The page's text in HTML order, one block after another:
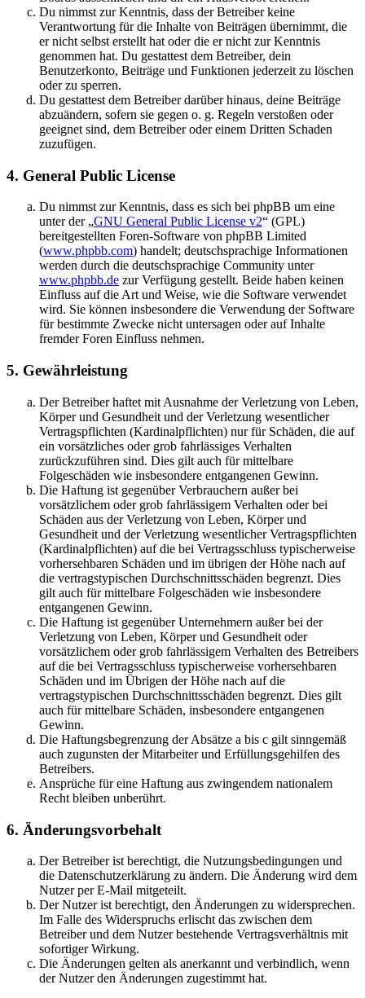
Du nimmst zur Kenntnis, dass der Betreiber keine
Verantwortung für die Inhalte von Beiträgen übernimmt, die
er nicht selbst erstellt hat oder die er nicht zur Kenntnis
genommen hat. Du gestattest dem Betreiber, dein
Benutzerkonto, Beiträge und Funktionen jederzeit zu löschen
oder zu sperren.
Du gestattest dem Betreiber darüber hinaus, deine Beiträge
abzuändern, sofern sie gegen o. g. Regeln verstoßen oder
geeignet sind, dem Betreiber oder einem Dritten Schaden
zuzufügen.
4. General Public License
Du nimmst zur Kenntnis, dass es sich bei phpBB um eine
unter der „GNU General Public License v2“ (GPL)
bereitgestellten Foren-Software von phpBB Limited
(www.phpbb.com) handelt; deutschsprachige Informationen
werden durch die deutschsprachige Community unter
www.phpbb.de zur Verfügung gestellt. Beide haben keinen
Einfluss auf die Art und Weise, wie die Software verwendet
wird. Sie können insbesondere die Verwendung der Software
für bestimmte Zwecke nicht untersagen oder auf Inhalte
fremder Foren Einfluss nehmen.
5. Gewährleistung
Der Betreiber haftet mit Ausnahme der Verletzung von Leben,
Körper und Gesundheit und der Verletzung wesentlicher
Vertragspflichten (Kardinalpflichten) nur für Schäden, die auf
ein vorsätzliches oder grob fahrlässiges Verhalten
zurückzuführen sind. Dies gilt auch für mittelbare
Folgeschäden wie insbesondere entgangenen Gewinn.
Die Haftung ist gegenüber Verbrauchern außer bei
vorsätzlichem oder grob fahrlässigem Verhalten oder bei
Schäden aus der Verletzung von Leben, Körper und
Gesundheit und der Verletzung wesentlicher Vertragspflichten
(Kardinalpflichten) auf die bei Vertragsschluss typischerweise
vorhersehbaren Schäden und im übrigen der Höhe nach auf
die vertragstypischen Durchschnittsschäden begrenzt. Dies
gilt auch für mittelbare Folgeschäden wie insbesondere
entgangenen Gewinn.
Die Haftung ist gegenüber Unternehmern außer bei der
Verletzung von Leben, Körper und Gesundheit oder
vorsätzlichem oder grob fahrlässigem Verhalten des Betreibers
auf die bei Vertragsschluss typischerweise vorhersehbaren
Schäden und im Übrigen der Höhe nach auf die
vertragstypischen Durchschnittsschäden begrenzt. Dies gilt
auch für mittelbare Schäden, insbesondere entgangenen
Gewinn.
Die Haftungsbegrenzung der Absätze a bis c gilt sinngemäß
auch zugunsten der Mitarbeiter und Erfüllungsgehilfen des
Betreibers.
Ansprüche für eine Haftung aus zwingendem nationalem
Recht bleiben unberührt.
6. Änderungsvorbehalt
Der Betreiber ist berechtigt, die Nutzungsbedingungen und
die Datenschutzerklärung zu ändern. Die Änderung wird dem
Nutzer per E-Mail mitgeteilt.
Der Nutzer ist berechtigt, den Änderungen zu widersprechen.
Im Falle des Widerspruchs erlischt das zwischen dem
Betreiber und dem Nutzer bestehende Vertragsverhältnis mit
sofortiger Wirkung.
Die Änderungen gelten als anerkannt und verbindlich, wenn
der Nutzer den Änderungen zugestimmt hat.